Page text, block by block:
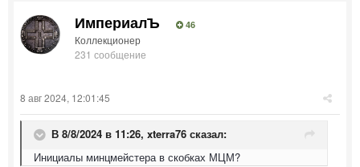
ИмпериалЪ 46
Коллекционер
231 сообщение
8 авг 2024, 12:01:45
В 8/8/2024 в 11:26, xterra76 сказал:
Инициалы минцмейстера в скобках МЦМ?